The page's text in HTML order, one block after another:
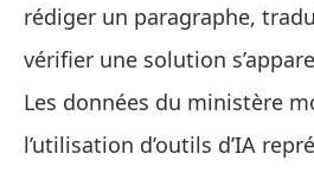
rédiger un paragraphe,
vérifier une solution
Les données du ministère
l’utilisation d’outils d’IA